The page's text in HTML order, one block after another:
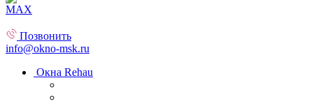
Позвонить
info@okno-msk.ru
Окна Rehau